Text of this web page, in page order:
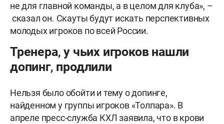
не для главной команды, а в целом для клуба», –
сказал он. Скауты будут искать перспективных
молодых игроков по всей России.
Тренера, у чьих игроков нашли
допинг, продлили
Нельзя было обойти и тему о допинге,
найденном у группы игроков «Толпара». В
апреле пресс-служба КХЛ заявила, что в крови